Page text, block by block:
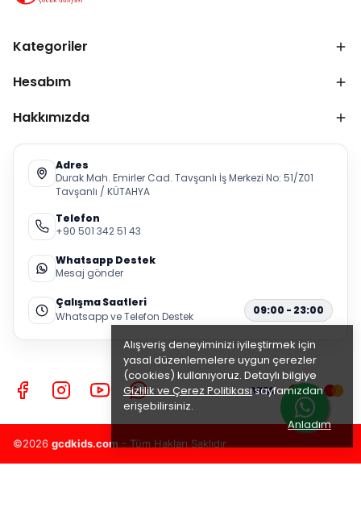
Alışveriş deneyiminizi iyileştirmek için
yasal düzenlemelere uygun çerezler
(cookies) kullanıyoruz. Detaylı bilgiye
Gizlilik ve Çerez Politikasısayfamızdan
erişebilirsiniz.
Anladım
Kategoriler
Hesabım
Hakkımızda
Adres
Durak Mah. Emirler Cad. Tavşanlı İş Merkezi No: 51/Z01
Tavşanlı / KÜTAHYA
Telefon
+90 501 342 51 43
Whatsapp Destek
Mesaj gönder
Çalışma Saatleri
Whatsapp ve Telefon Destek
09:00 - 23:00
©2026 gcdkids.com - Tüm Hakları Saklıdır